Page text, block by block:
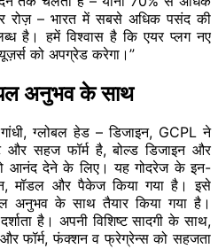
रोज़ – भारत में सबसे अधिक पसंद की
है। हमें विश्वास है कि एयर प्लग नए
को अपग्रेड करेगा।”
अनुभव के साथ
ग्लोबल हेड – डिजाइन, GCPL ने
और सहज फॉर्म है, बोल्ड डिजाइन और
आनंद देने के लिए। यह गोदरेज के इन-
मॉडल और पैकेज किया गया है। इसे
अनुभव के साथ तैयार किया गया है।
है। अपनी विशिष्ट सादगी के साथ,
फॉर्म, फंक्शन व फ्रेग्रेन्स को सहजता